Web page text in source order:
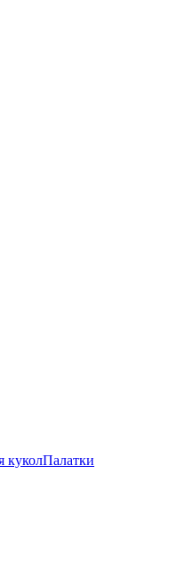
куколПалатки